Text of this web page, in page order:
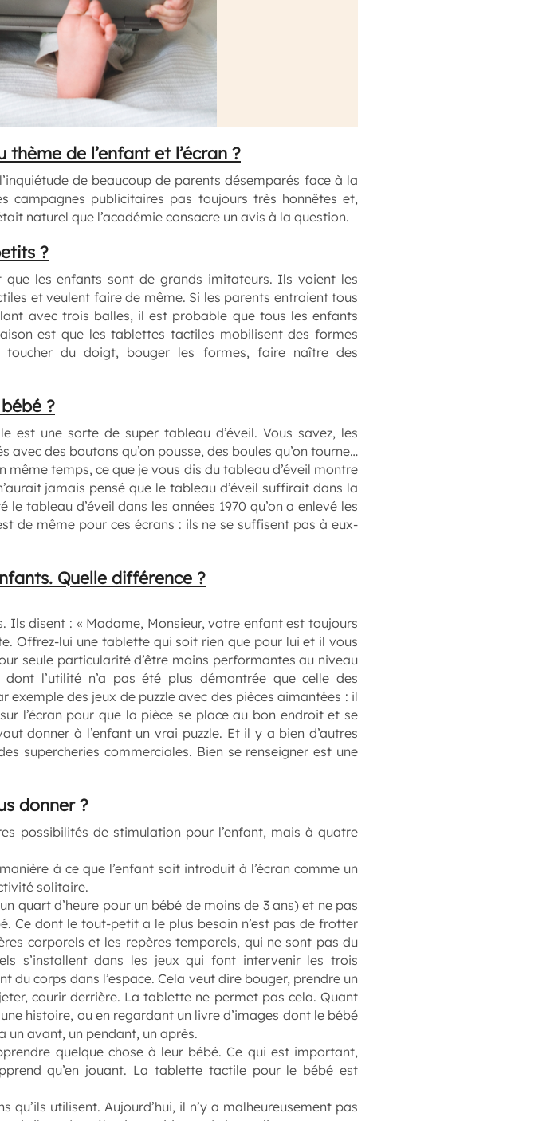
thème de l’enfant et l’écran ?
de beaucoup de parents désemparés face à la
campagnes publicitaires pas toujours très honnêtes et,
naturel que l’académie consacre un avis à la question.
?
les enfants sont de grands imitateurs. Ils voient les
et veulent faire de même. Si les parents entraient tous
avec trois balles, il est probable que tous les enfants
est que les tablettes tactiles mobilisent des formes
toucher du doigt, bouger les formes, faire naître des
?
est une sorte de super tableau d’éveil. Vous savez, les
avec des boutons qu’on pousse, des boules qu’on tourne…
temps, ce que je vous dis du tableau d’éveil montre
jamais pensé que le tableau d’éveil suffirait dans la
tableau d’éveil dans les années 1970 qu’on a enlevé les
de même pour ces écrans : ils ne se suffisent pas à eux-
Quelle différence ?
Ils disent : « Madame, Monsieur, votre enfant est toujours
Offrez-lui une tablette qui soit rien que pour lui et il vous
seule particularité d’être moins performantes au niveau
l’utilité n’a pas été plus démontrée que celle des
des jeux de puzzle avec des pièces aimantées : il
l’écran pour que la pièce se place au bon endroit et se
donner à l’enfant un vrai puzzle. Et il y a bien d’autres
supercheries commerciales. Bien se renseigner est une
donner ?
possibilités de stimulation pour l’enfant, mais à quatre
à ce que l’enfant soit introduit à l’écran comme un
solitaire.
quart d’heure pour un bébé de moins de 3 ans) et ne pas
Ce dont le tout-petit a le plus besoin n’est pas de frotter
corporels et les repères temporels, qui ne sont pas du
s’installent dans les jeux qui font intervenir les trois
du corps dans l’espace. Cela veut dire bouger, prendre un
courir derrière. La tablette ne permet pas cela. Quant
histoire, ou en regardant un livre d’images dont le bébé
un avant, un pendant, un après.
quelque chose à leur bébé. Ce qui est important,
qu’en jouant. La tablette tactile pour le bébé est
utilisent. Aujourd’hui, il n’y a malheureusement pas